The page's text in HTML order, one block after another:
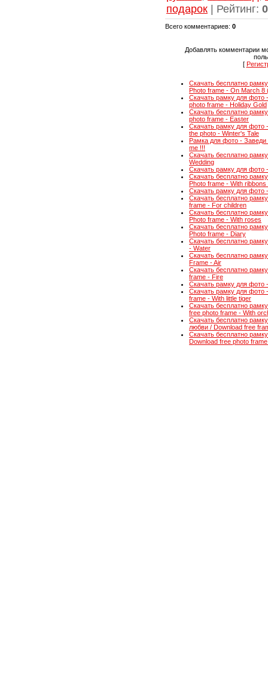
подарок | Рейтинг:
Всего комментариев: 0
Добавлять комментарии
[
Скачать бесплатно
Photo frame - On March 8
Скачать рамку для фото
photo frame - Holiday Gold
Скачать бесплатно
photo frame - Easter
Скачать рамку для фото
the photo - Winter's Tale
Рамка для фото -
me !!!
Скачать бесплатно
Wedding
Скачать рамку для фото
Скачать бесплатно
Photo frame - With
Скачать рамку для фото
Скачать бесплатно
frame - For children
Скачать бесплатно
Photo frame - With roses
Скачать бесплатно
Photo frame - Diary
Скачать бесплатно
- Water
Скачать бесплатно
Frame - Air
Скачать бесплатно
frame - Fire
Скачать рамку для фото
Скачать рамку для фото
frame - With little tiger
Скачать бесплатно
free photo frame - With
Скачать бесплатно
любви / Download free
Скачать бесплатно
Download free photo